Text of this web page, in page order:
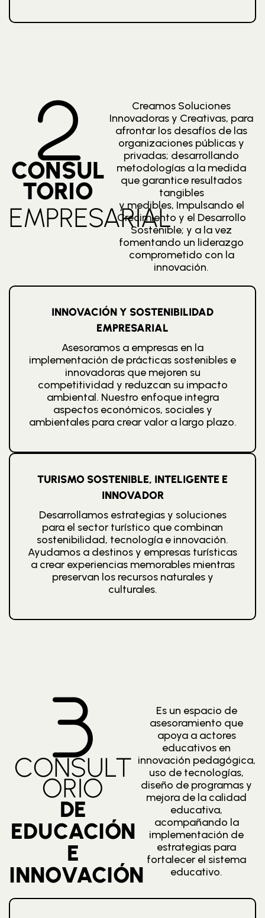
CONSUL
TORIO
EMPRESARIAL
Creamos Soluciones
Innovadoras y Creativas, para
afrontar los desafíos de las
organizaciones públicas y
privadas; desarrollando
metodologías a la medida
que garantice resultados
tangibles
y medibles, Impulsando el
Crecimiento y el Desarrollo
Sostenible; y a la vez
fomentando un liderazgo
comprometido con la
innovación.
INNOVACIÓN Y SOSTENIBILIDAD
EMPRESARIAL
Asesoramos a empresas en la
implementación de prácticas sostenibles e
innovadoras que mejoren su
competitividad y reduzcan su impacto
ambiental. Nuestro enfoque integra
aspectos económicos, sociales y
ambientales para crear valor a largo plazo.
TURISMO SOSTENIBLE, INTELIGENTE E
INNOVADOR
Desarrollamos estrategias y soluciones
para el sector turístico que combinan
sostenibilidad, tecnología e innovación.
Ayudamos a destinos y empresas turísticas
a crear experiencias memorables mientras
preservan los recursos naturales y
culturales.
CONSULT
ORIO
DE
EDUCACIÓN
E
INNOVACIÓN
Es un espacio de
asesoramiento que
apoya a actores
educativos en
innovación pedagógica,
uso de tecnologías,
diseño de programas y
mejora de la calidad
educativa,
acompañando la
implementación de
estrategias para
fortalecer el sistema
educativo.